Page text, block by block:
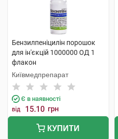
Бензилпеніцилін порошок
для ін'єкцій 1000000 ОД 1
флакон
Київмедпрепарат
Є в наявності
від 15.10 грн
КУПИТИ